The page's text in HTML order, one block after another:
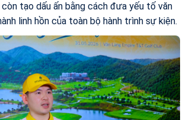
tạo dấu ấn bằng cách đưa yếu tố văn
linh hồn của toàn bộ hành trình sự kiện.